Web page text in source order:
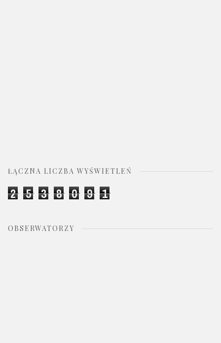
ŁĄCZNA LICZBA WYŚWIETLEŃ
2 5 3 8 0 9 1
OBSERWATORZY